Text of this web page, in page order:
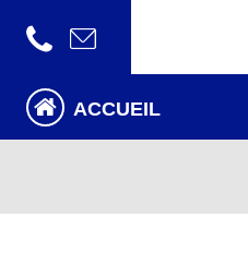
ACCUEIL